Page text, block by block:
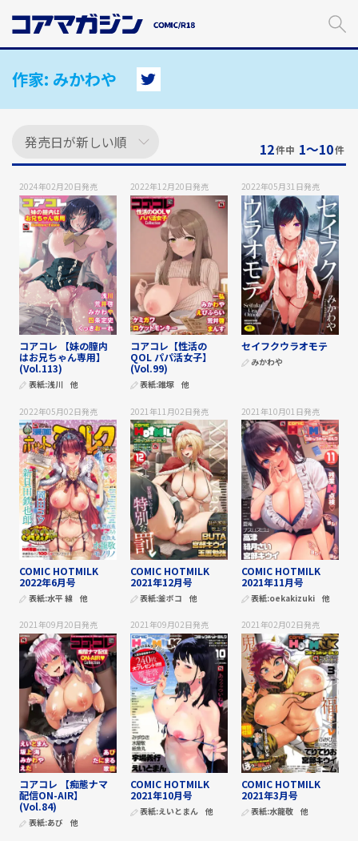
ン
作家: みかわや
12件中 1〜10件
2024年02月20日発売
コアコレ 【妹の膣内
はお兄ちゃん専用】
(Vol.113)
表紙:浅川 他
2022年12月20日発売
コアコレ【性活の
QOL パパ活女子】
(Vol.99)
表紙:誰塚 他
2022年05月31日発売
セイフクウラオモテ
みかわや
2022年05月02日発売
COMIC HOTMILK
2022年6月号
表紙:水平 線 他
2021年11月02日発売
COMIC HOTMILK
2021年12月号
表紙:釜ボコ 他
2021年10月01日発売
COMIC HOTMILK
2021年11月号
表紙:oekakizuki 他
2021年09月20日発売
コアコレ 【痴態ナマ
配信ON-AIR】
(Vol.84)
表紙:あび 他
2021年09月02日発売
COMIC HOTMILK
2021年10月号
表紙:えいとまん 他
2021年02月02日発売
COMIC HOTMILK
2021年3月号
表紙:水龍敬 他